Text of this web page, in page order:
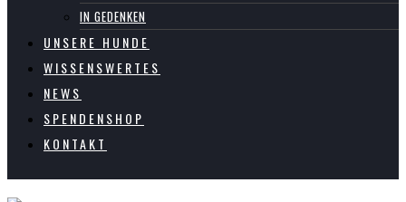
IN GEDENKEN
UNSERE HUNDE
WISSENSWERTES
NEWS
SPENDENSHOP
KONTAKT